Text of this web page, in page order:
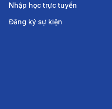
Nhập học trực tuyến
Đăng ký sự kiện